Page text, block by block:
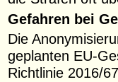
Gefahren bei
Die
geplanten EU-
Richtlinie 2016/